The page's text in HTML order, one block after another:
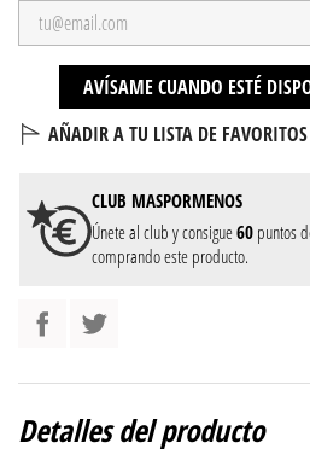
AVÍSAME CUANDO ESTÉ
AÑADIR A TU LISTA DE
CLUB MASPORMENOS
Únete al club y consigue60 puntos
comprando este producto.
Detalles del producto